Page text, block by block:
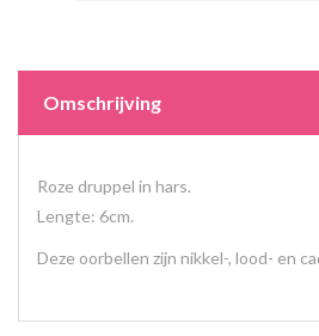
Omschrijving
Roze druppel in hars.
Lengte: 6cm.
Deze oorbellen zijn nikkel-, lood- en